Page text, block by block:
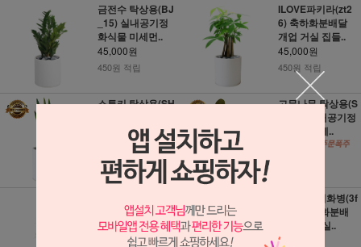
금전수 탁상용(BJ
_15) 실내공기정
화식물 미세먼..
45,000원
450원 적립
ILOVE파키라(zt2
6) 축하화분배달
개업 거실 집들..
45,000원
450원 적립
스투키 탁상용(SH
화식물 미세먼..
45,000원
450원 적립
고무나무 탁상용(S
H_64) 실내공기정
화식물 미세..
(g_133) 축하화분
배달 개업..
49,000원
무지개유리화병(3f
671) 축하화분배
달 개업 거실..
49,000원